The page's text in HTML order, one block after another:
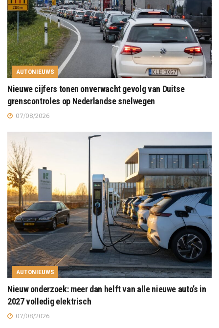
AUTONIEUWS
Nieuwe cijfers tonen onverwacht gevolg van Duitse
grenscontroles op Nederlandse snelwegen
07/08/2026
AUTONIEUWS
Nieuw onderzoek: meer dan helft van alle nieuwe auto’s in
2027 volledig elektrisch
07/08/2026